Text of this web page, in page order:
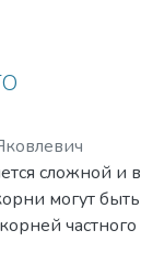
сложной и в
могут быть
частного